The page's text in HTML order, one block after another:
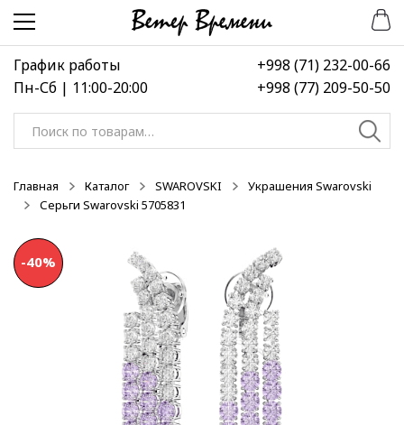
Перейти
навигации
Перейти
содержимому
График работы
Пн-Сб | 11:00-20:00
+998 (71) 232-00-66
+998 (77) 209-50-50
Искать:
Главная Каталог SWAROVSKI
Украшения Swarovski
Серьги Swarovski 5705831
-40%
-30%
-50%
-50%